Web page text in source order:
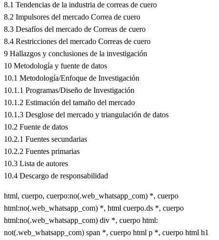
8.1 Tendencias de la industria de correas de cuero
8.2 Impulsores del mercado Correa de cuero
8.3 Desafíos del mercado de Correas de cuero
8.4 Restricciones del mercado Correas de cuero
9 Hallazgos y conclusiones de la investigación
10 Metodología y fuente de datos
10.1 Metodología/Enfoque de Investigación
10.1.1 Programas/Diseño de Investigación
10.1.2 Estimación del tamaño del mercado
10.1.3 Desglose del mercado y triangulación de datos
10.2 Fuente de datos
10.2.1 Fuentes secundarias
10.2.2 Fuentes primarias
10.3 Lista de autores
10.4 Descargo de responsabilidad
html, cuerpo, cuerpo:no(.web_whatsapp_com) *, cuerpo
html:no(.web_whatsapp_com) *, html cuerpo.ds *, cuerpo
html:no(.web_whatsapp_com) div *, cuerpo html:
not(.web_whatsapp_com) span *, cuerpo html p *, cuerpo html h1